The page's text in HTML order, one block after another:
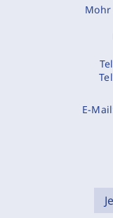
Mohr
E-